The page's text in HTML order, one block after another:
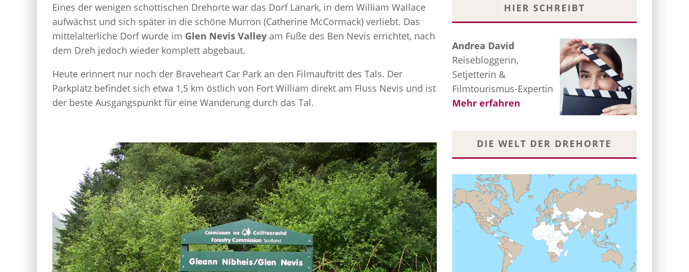
Eines der wenigen schottischen Drehorte war das Dorf Lanark, in dem William Wallace
aufwächst und sich später in die schöne Murron (Catherine McCormack) verliebt. Das
mittelalterliche Dorf wurde im Glen Nevis Valley am Fuße des Ben Nevis errichtet, nach
dem Dreh jedoch wieder komplett abgebaut.
Heute erinnert nur noch der Braveheart Car Park an den Filmauftritt des Tals. Der
Parkplatz befindet sich etwa 1,5 km östlich von Fort William direkt am Fluss Nevis und ist
der beste Ausgangspunkt für eine Wanderung durch das Tal.
HIER SCHREIBT
Andrea David
Reisebloggerin,
Setjetterin &
Filmtourismus-Expertin
Mehr erfahren
DIE WELT DER DREHORTE